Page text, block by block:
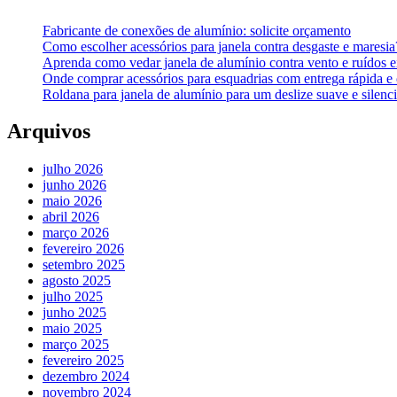
Fabricante de conexões de alumínio: solicite orçamento
Como escolher acessórios para janela contra desgaste e
Aprenda como vedar janela de alumínio contra vento e ruídos
Onde comprar acessórios para esquadrias com entrega rápida
Roldana para janela de alumínio para um deslize suave e
Arquivos
julho 2026
junho 2026
maio 2026
abril 2026
março 2026
fevereiro 2026
setembro 2025
agosto 2025
julho 2025
junho 2025
maio 2025
março 2025
fevereiro 2025
dezembro 2024
novembro 2024